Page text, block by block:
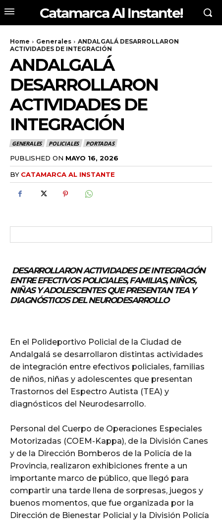
Catamarca Al Instante!
Home Generales
ANDALGALÁ DESARROLLARON
ACTIVIDADES DE INTEGRACIÓN
ANDALGALÁ
DESARROLLARON
ACTIVIDADES DE
INTEGRACIÓN
GENERALES POLICIALES PORTADAS
PUBLISHED ON MAYO 16, 2026
BY CATAMARCA AL INSTANTE
DESARROLLARON ACTIVIDADES DE INTEGRACIÓN
ENTRE EFECTIVOS POLICIALES, FAMILIAS, NIÑOS,
NIÑAS Y ADOLESCENTES QUE PRESENTAN TEA Y
DIAGNÓSTICOS DEL NEURODESARROLLO
En el Polideportivo Policial de la Ciudad de
Andalgalá se desarrollaron distintas actividades
de integración entre efectivos policiales, familias
de niños, niñas y adolescentes que presentan
Trastornos del Espectro Autista (TEA) y
diagnósticos del Neurodesarrollo.
Personal del Cuerpo de Operaciones Especiales
Motorizadas (COEM-Kappa), de la División Canes
y de la Dirección Bomberos de la Policía de la
Provincia, realizaron exhibiciones frente a un
importante marco de público, que llegó para
compartir una tarde llena de sorpresas, juegos y
buenos momentos, que fue organizada por la
Dirección de Bienestar Policial y la División Policía